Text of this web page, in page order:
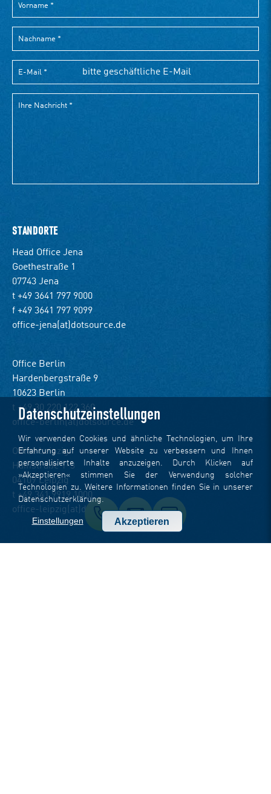
STANDORTE
Head Office Jena
Goethestraße 1
07743 Jena
t +49 3641 797 9000
f +49 3641 797 9099
office-jena(at)dotsource.de
Office Berlin
Hardenbergstraße 9
10623 Berlin
t +49 30 220 122 360
office-berlin(at)dotsource.de
Office Leipzig
Hainstraße 1-3
04109 Leipzig
t +49 341 9919 1000
office-leipzig(at)dotsource.de
Datenschutzeinstellungen
Wir verwenden Cookies und ähnliche Technologien, um Ihre
Erfahrung auf unserer Website zu verbessern und Ihnen
personalisierte Inhalte anzuzeigen. Durch Klicken auf
»Akzeptieren« stimmen Sie der Verwendung solcher
Technologien zu. Weitere Informationen finden Sie in unserer
Datenschutzerklärung.
Einstellungen Akzeptieren